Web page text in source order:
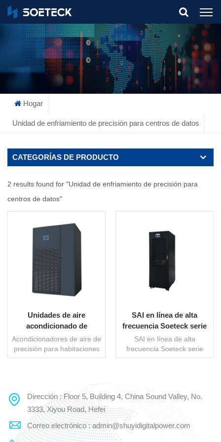
What Are You Looking For?
Hogar
Unidad de enfriamiento de precisión para centros de datos
CATEGORÍAS DE PRODUCTO
2 results found for "Unidad de enfriamiento de precisión para
centros de datos"
Unidades de aire
acondicionado de
precisión para centros de
datos
Acondicionadores de aire de
precisión para habitaciones
grandes y medianas de la
y humedad constantes para
satisfacer la creciente
demanda de sistemas de
enfriamiento de precisión de
gran capacidad y
LEE MAS
SAI en línea de alta
frecuencia Soeteck serie
SY-T de 60-200 kVA
SAI en línea de alta
frecuencia Soeteck serie
SY-T de 60-200 kVA Cumple
SAI cumple con todo tipo de
inteligente, capaz de
LEE MAS
Dirección : Floor 5, Building 4, China Sound Valley, No.
3333, Xiyou Road, Hefei
Correo electrónico : admin@shuyidigitalpower.com